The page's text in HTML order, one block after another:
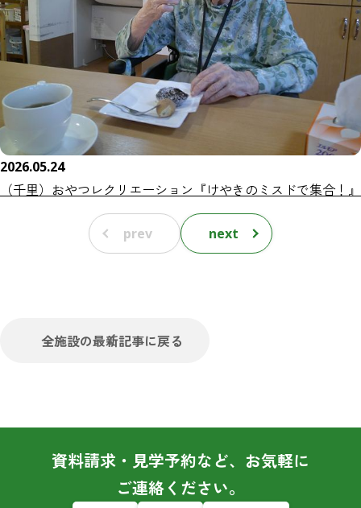
2026.05.24
（千里）おやつレクリエーション『けやきのミスドで集合！』
prev next
全施設の最新記事に戻る
資料請求・見学予約など、お気軽に
ご連絡ください。